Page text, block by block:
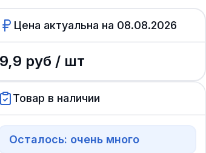
Цена актуальна на 08.08.2026
9,9 руб / шт
Товар в наличии
Осталось: очень много